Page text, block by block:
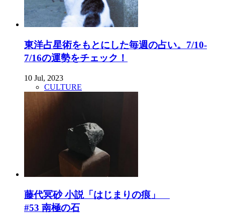
東洋占星術をもとにした毎週の占い。7/10-
7/16の運勢をチェック！
10 Jul, 2023
CULTURE
藤代冥砂 小説「はじまりの痕」
#53 南極の石